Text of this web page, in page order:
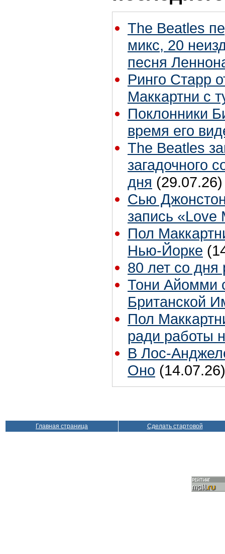
The Beatles
микс, 20
песня
Ринго Старр
Маккартни с
Поклонники
время его
The Beatles
загадочного
дня (29.07.26)
Сью
запись «Love
Пол
Нью-Йорке
80 лет со
Тони Айомми
Британской
Пол
ради работы
В Лос-
Оно (14.07.26)
Главная страница Сделать стартовой